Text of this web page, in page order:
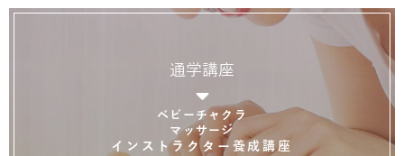
通学講座
ベビーチャクラ
マッサージ
インストラクター養成講座